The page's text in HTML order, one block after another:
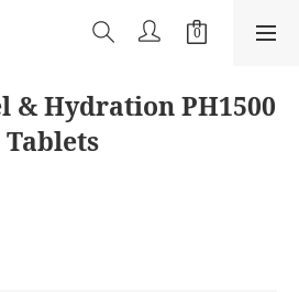
& Hydration PH1500
Tablets